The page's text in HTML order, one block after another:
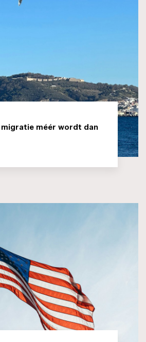
migratie méér wordt dan